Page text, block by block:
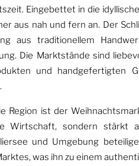
Eingebettet in die
aus nah und fern an. Der
aus traditionellem
Die Marktstände sind
und handgefertigten
Region ist der
Wirtschaft, sondern stärkt
und Umgebung
was ihn zu einem